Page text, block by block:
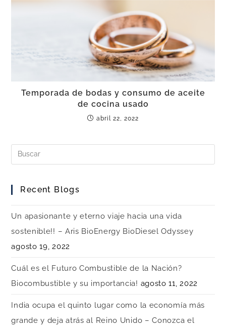
Temporada de bodas y consumo de aceite
de cocina usado
abril 22, 2022
Recent Blogs
Un apasionante y eterno viaje hacia una vida
sostenible!! – Aris BioEnergy BioDiesel Odyssey
agosto 19, 2022
Cuál es el Futuro Combustible de la Nación?
Biocombustible y su importancia! agosto 11, 2022
India ocupa el quinto lugar como la economía más
grande y deja atrás al Reino Unido – Conozca el